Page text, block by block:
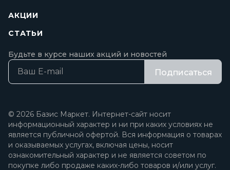
АКЦИИ
СТАТЬИ
Будьте в курсе наших акций и новостей
Подписаться
© 2026 Базис Маркет. Интернет-сайт носит
информационный характер и ни при каких условиях не
является публичной офертой. Вся информация о товарах
и оказываемых услугах, включая цены, носит
ознакомительный характер и не является советом по
покупке либо продаже каких-либо товаров и/или услуг.